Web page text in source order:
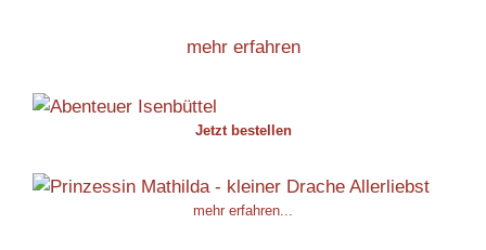
mehr erfahren
Jetzt bestellen
mehr erfahren...